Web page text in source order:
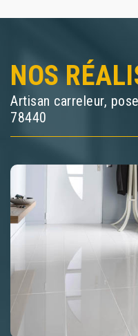
NOS
Artisan carreleur,
78440